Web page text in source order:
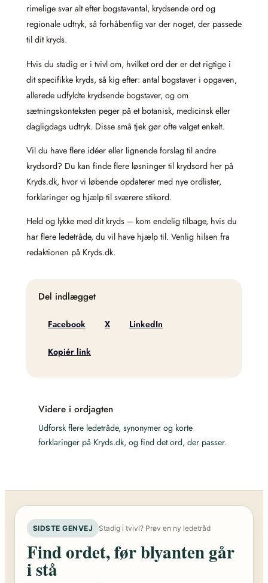
rimelige svar alt efter bogstavantal, krydsende ord og
regionale udtryk, så forhåbentlig var der noget, der passede
til dit kryds.
Hvis du stadig er i tvivl om, hvilket ord der er det rigtige i
dit specifikke kryds, så kig efter: antal bogstaver i opgaven,
allerede udfyldte krydsende bogstaver, og om
sætningskonteksten peger på et botanisk, medicinsk eller
dagligdags udtryk. Disse små tjek gør ofte valget enkelt.
Vil du have flere idéer eller lignende forslag til andre
krydsord? Du kan finde flere løsninger til krydsord her på
Kryds.dk, hvor vi løbende opdaterer med nye ordlister,
forklaringer og hjælp til sværere stikord.
Held og lykke med dit kryds – kom endelig tilbage, hvis du
har flere ledetråde, du vil have hjælp til. Venlig hilsen fra
redaktionen på Kryds.dk.
Del indlægget
Facebook X LinkedIn
Kopiér link
Videre i ordjagten
Udforsk flere ledetråde, synonymer og korte
forklaringer på Kryds.dk, og find det ord, der passer.
SIDSTE GENVEJ Stadig i tvivl? Prøv en ny ledetråd
Find ordet, før blyanten går
i stå